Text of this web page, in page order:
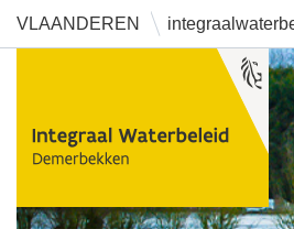
VLAANDEREN